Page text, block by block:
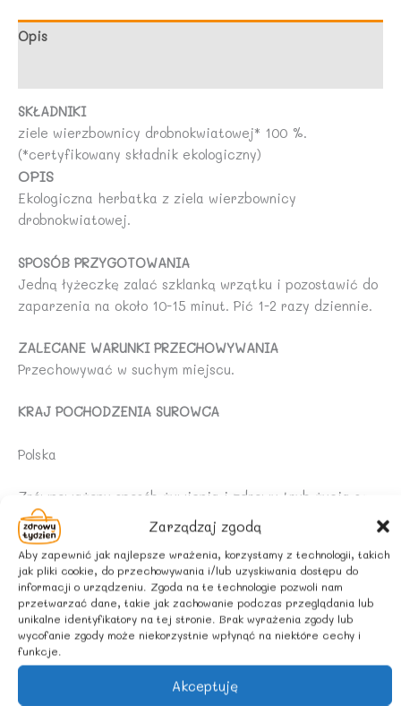
Zarządzaj zgodą
Aby zapewnić jak najlepsze wrażenia, korzystamy z technologii, takich
jak pliki cookie, do przechowywania i/lub uzyskiwania dostępu do
informacji o urządzeniu. Zgoda na te technologie pozwoli nam
przetwarzać dane, takie jak zachowanie podczas przeglądania lub
unikalne identyfikatory na tej stronie. Brak wyrażenia zgody lub
wycofanie zgody może niekorzystnie wpłynąć na niektóre cechy i
funkcje.
Akceptuję
DARY
Opis
SKŁADNIKI
ziele wierzbownicy drobnokwiatowej* 100 %.
(*certyfikowany składnik ekologiczny)
OPIS
Ekologiczna herbatka z ziela wierzbownicy
drobnokwiatowej.
SPOSÓB PRZYGOTOWANIA
Jedną łyżeczkę zalać szklanką wrzątku i pozostawić do
zaparzenia na około 10-15 minut. Pić 1-2 razy dziennie.
ZALECANE WARUNKI PRZECHOWYWANIA
Przechowywać w suchym miejscu.
KRAJ POCHODZENIA SUROWCA
Polska
Zrównoważony sposób żywienia i zdrowy tryb życia są
podstawą zapewnienia prawidłowego funkcjonowania
organizmu.
Podobne produkty